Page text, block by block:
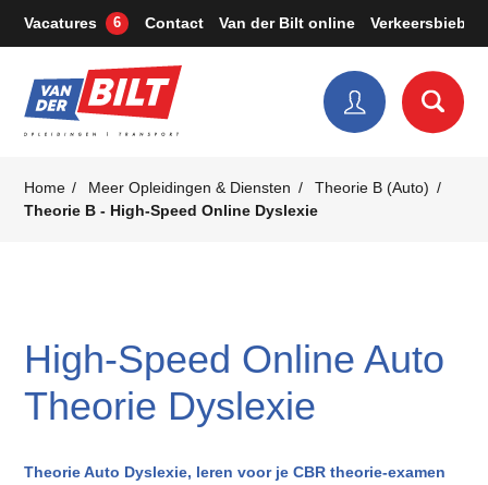
Vacatures 6 Contact Van der Bilt online Verkeersbieb
Home Meer Opleidingen & Diensten
Theorie B (Auto)
Theorie B - High-Speed Online Dyslexie
High-Speed Online Auto
Theorie Dyslexie
Theorie Auto Dyslexie, leren voor je CBR theorie-examen